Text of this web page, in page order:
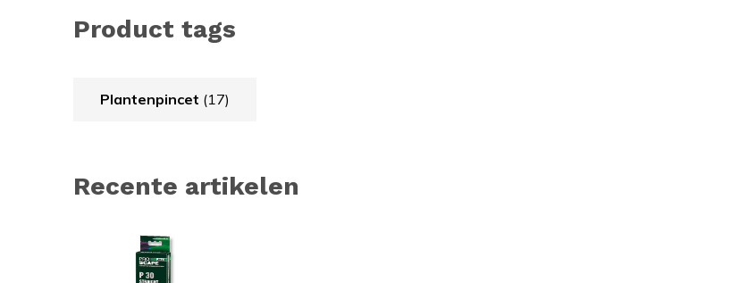
Product tags
Plantenpincet (17)
Recente artikelen